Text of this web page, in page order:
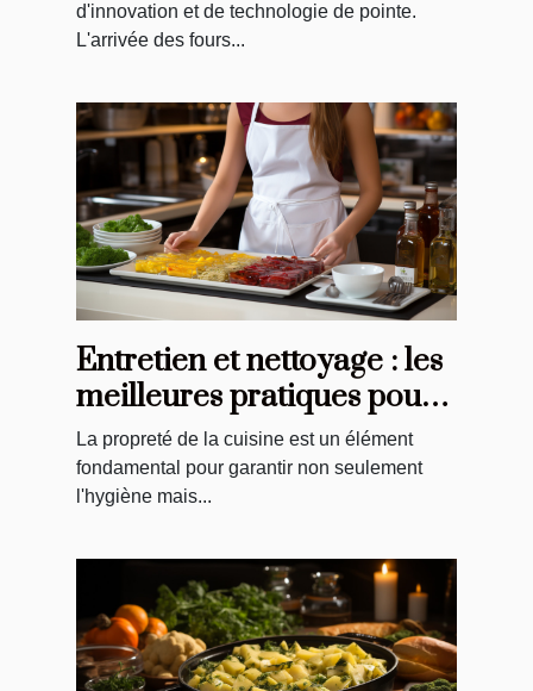
d'innovation et de technologie de pointe.
L'arrivée des fours...
Entretien et nettoyage : les
meilleures pratiques pour
vos tabliers de cuisine
La propreté de la cuisine est un élément
fondamental pour garantir non seulement
l'hygiène mais...